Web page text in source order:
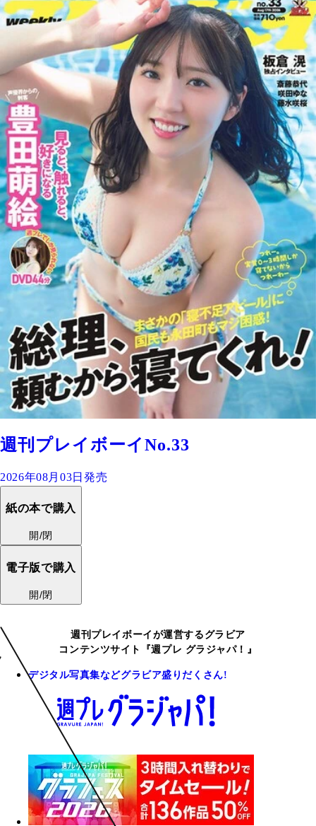
週刊プレイボーイNo.33
2026年08月03日発売
紙の本で購入
開/閉
電子版で購入
開/閉
週刊プレイボーイが運営するグラビア
コンテンツサイト『週プレ グラジャパ！』
デジタル写真集などグラビア盛りだくさん!